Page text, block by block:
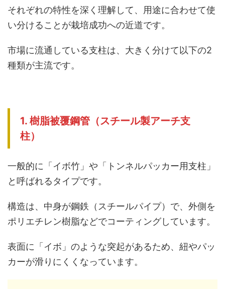
それぞれの特性を深く理解して、用途に合わせて使
い分けることが栽培成功への近道です。
市場に流通している支柱は、大きく分けて以下の2
種類が主流です。
1. 樹脂被覆鋼管（スチール製アーチ支
柱）
一般的に「イボ竹」や「トンネルパッカー用支柱」
と呼ばれるタイプです。
構造は、中身が鋼鉄（スチールパイプ）で、外側を
ポリエチレン樹脂などでコーティングしています。
表面に「イボ」のような突起があるため、紐やパッ
カーが滑りにくくなっています。